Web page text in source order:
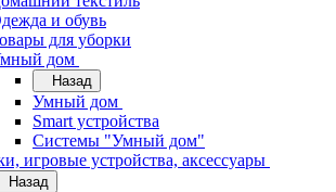
и обувь
для уборки
дом
Назад
Умный дом
Smart устройства
Системы "Умный дом"
игровые устройства, аксессуары
Назад